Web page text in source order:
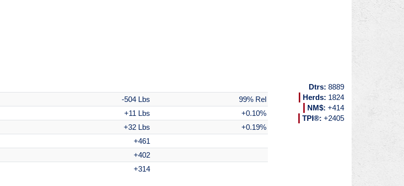
Dtrs: 8889
Herds: 1824
NM$: +414
TPI®: +2405
-504 Lbs
99% Rel
+11 Lbs
+0.10%
+32 Lbs
+0.19%
+461
+402
+314